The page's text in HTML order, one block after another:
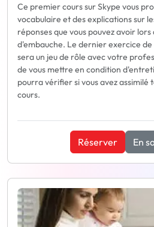
Ce premier cours sur Skype vous
vocabulaire et des explications sur
réponses que vous pouvez avoir
d'embauche. Le dernier exercice
sera un jeu de rôle avec votre
de vous mettre en condition
pourra vérifier si vous avez assimilé
cours.
Réserver En